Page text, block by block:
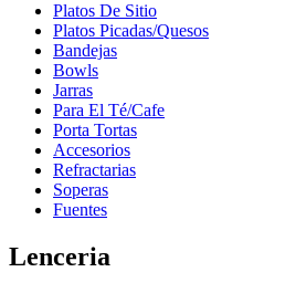
Platos De Sitio
Platos Picadas/Quesos
Bandejas
Bowls
Jarras
Para El Té/Cafe
Porta Tortas
Accesorios
Refractarias
Soperas
Fuentes
Lenceria